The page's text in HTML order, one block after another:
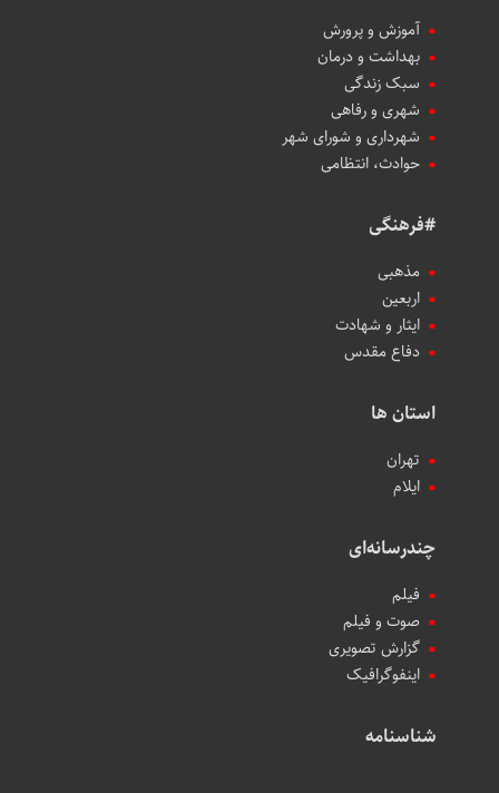
آموزش و پرورش
بهداشت و درمان
سبک زندگی
شهری و رفاهی
شهرداری و شورای شهر
حوادث، انتظامی
#فرهنگی
مذهبی
اربعین
ایثار و شهادت
دفاع مقدس
استان ها
تهران
ایلام
چندرسانه‌ای
فیلم
صوت و فیلم
گزارش تصویری
اینفوگرافیک
شناسنامه